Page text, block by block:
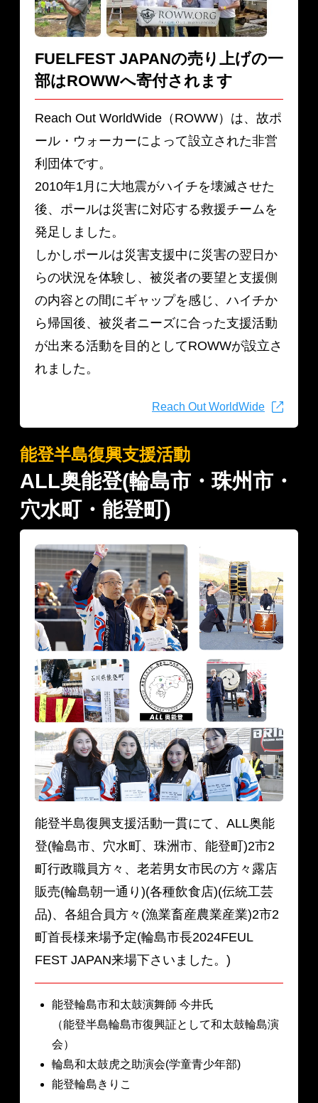
FUELFEST JAPANの売り上げの一
部はROWWへ寄付されます
Reach Out WorldWide（ROWW）は、故ポ
ール・ウォーカーによって設立された非営
利団体です。
2010年1月に大地震がハイチを壊滅させた
後、ポールは災害に対応する救援チームを
発足しました。
しかしポールは災害支援中に災害の翌日か
らの状況を体験し、被災者の要望と支援側
の内容との間にギャップを感じ、ハイチか
ら帰国後、被災者ニーズに合った支援活動
が出来る活動を目的としてROWWが設立さ
れました。
Reach Out WorldWide
能登半島復興支援活動
ALL奥能登(輪島市・珠州市・
穴水町・能登町)
能登半島復興支援活動一貫にて、ALL奥能
登(輪島市、穴水町、珠洲市、能登町)2市2
町行政職員方々、老若男女市民の方々露店
販売(輪島朝一通り)(各種飲食店)(伝統工芸
品)、各組合員方々(漁業畜産農業産業)2市2
町首長様来場予定(輪島市長2024FEUL
FEST JAPAN来場下さいました。)
能登輪島市和太鼓演舞師 今井氏
（能登半島輪島市復興証として和太鼓輪島演
会）
輪島和太鼓虎之助演会(学童青少年部)
能登輪島きりこ